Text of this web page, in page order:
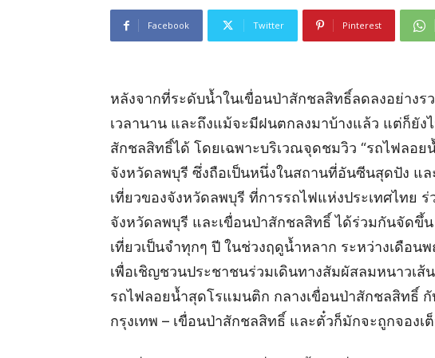
Facebook Twitter Pinterest
หลังจากที่ระดับน้ำในเขื่อนป่าสักชลสิทธิ์ลดลงอย่างร
เวลานาน และถึงแม้จะมีฝนตกลงมาบ้างแล้ว แต่ก็ยัง
สักชลสิทธิ์ได้ โดยเฉพาะบริเวณจุดชมวิว “รถไฟลอ
จังหวัดลพบุรี ซึ่งถือเป็นหนึ่งในสถานที่อันซีนสุดปัง แ
เที่ยวของจังหวัดลพบุรี ที่การรถไฟแห่งประเทศไทย
จังหวัดลพบุรี และเขื่อนป่าสักชลสิทธิ์ ได้ร่วมกันจัดขึ้น
เที่ยวเป็นจำทุกๆ ปี ในช่วงฤดูน้ำหลาก ระหว่างเดือ
เพื่อเชิญชวนประชาชนร่วมเดินทางสัมผัสลมหนาวเส้
รถไฟลอยน้ำสุดโรแมนติก กลางเขื่อนป่าสักชลสิทธิ์ กั
กรุงเทพ – เขื่อนป่าสักชลสิทธิ์ และตั๋วก็มักจะถูกจอง